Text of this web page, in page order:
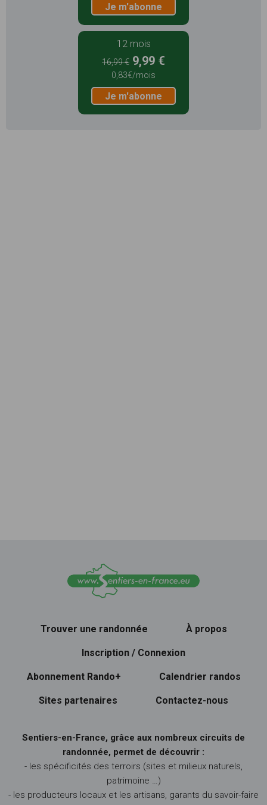
Je m'abonne
12 mois
16,99 € 9,99 €
0,83€/mois
Je m'abonne
Trouver une randonnée À propos
Inscription / Connexion
Abonnement Rando+ Calendrier randos
Sites partenaires Contactez-nous
Sentiers-en-France, grâce aux nombreux circuits de
randonnée, permet de découvrir :
- les spécificités des terroirs (sites et milieux naturels,
patrimoine …)
- les producteurs locaux et les artisans, garants du savoir-faire